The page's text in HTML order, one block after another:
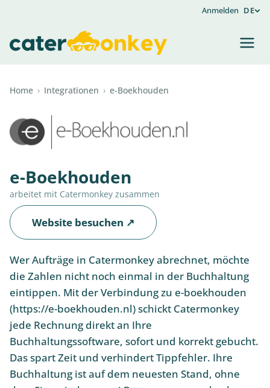
Anmelden DE
Home › Integrationen › e-Boekhouden
e-Boekhouden
arbeitet mit Catermonkey zusammen
Website besuchen ↗
Wer Aufträge in Catermonkey abrechnet, möchte
die Zahlen nicht noch einmal in der Buchhaltung
eintippen. Mit der Verbindung zu e-boekhouden
(https://e-boekhouden.nl) schickt Catermonkey
jede Rechnung direkt an Ihre
Buchhaltungssoftware, sofort und korrekt gebucht.
Das spart Zeit und verhindert Tippfehler. Ihre
Buchhaltung ist auf dem neuesten Stand, ohne